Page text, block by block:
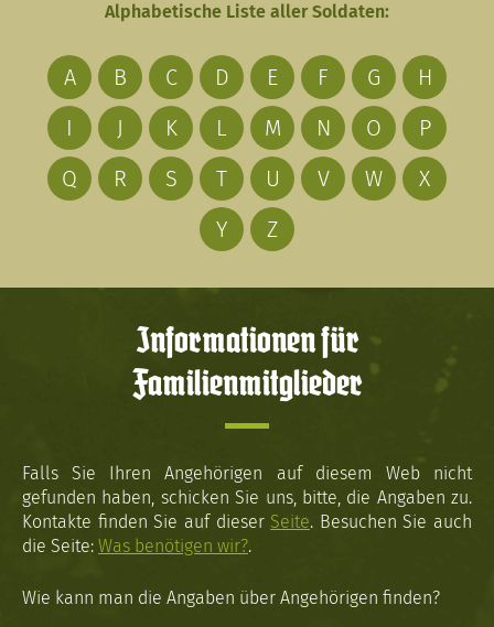
Alphabetische Liste aller Soldaten:
A B C D E F G
H
I
J K L M N O
P
Q
R S T U V W
X
Y
Z
Informationen für
Familienmitglieder
Falls Sie Ihren Angehörigen auf diesem Web nicht
gefunden haben, schicken Sie uns, bitte, die Angaben zu.
Kontakte finden Sie auf dieser Seite. Besuchen Sie auch
die Seite: Was benötigen wir?.
Wie kann man die Angaben über Angehörigen finden?